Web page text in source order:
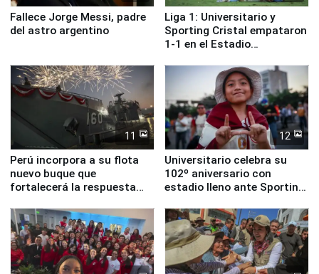
Fallece Jorge Messi, padre
del astro argentino
Liga 1: Universitario y
Sporting Cristal empataron
1-1 en el Estadio
11
Perú incorpora a su flota
nuevo buque que
fortalecerá la respuesta
12
Universitario celebra su
102º aniversario con
estadio lleno ante Sporting